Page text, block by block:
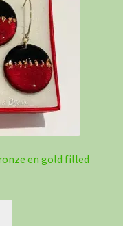
en gold filled